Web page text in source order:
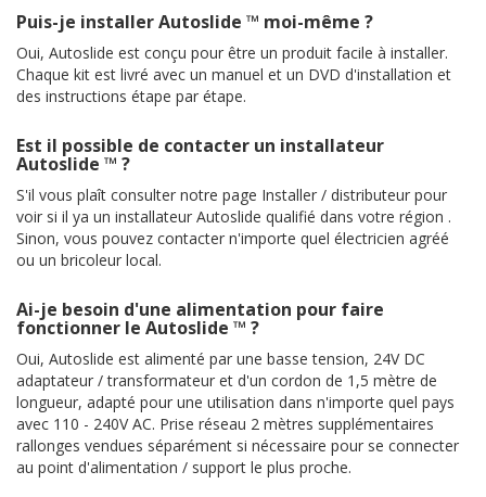
Puis-je installer Autoslide ™ moi-même ?
Oui, Autoslide est conçu pour être un produit facile à installer.
Chaque kit est livré avec un manuel et un DVD d'installation et
des instructions étape par étape.
Est il possible de contacter un installateur
Autoslide ™ ?
S'il vous plaît consulter notre page Installer / distributeur pour
voir si il ya un installateur Autoslide qualifié dans votre région .
Sinon, vous pouvez contacter n'importe quel électricien agréé
ou un bricoleur local.
Ai-je besoin d'une alimentation pour faire
fonctionner le Autoslide ™ ?
Oui, Autoslide est alimenté par une basse tension, 24V DC
adaptateur / transformateur et d'un cordon de 1,5 mètre de
longueur, adapté pour une utilisation dans n'importe quel pays
avec 110 - 240V AC. Prise réseau 2 mètres supplémentaires
rallonges vendues séparément si nécessaire pour se connecter
au point d'alimentation / support le plus proche.